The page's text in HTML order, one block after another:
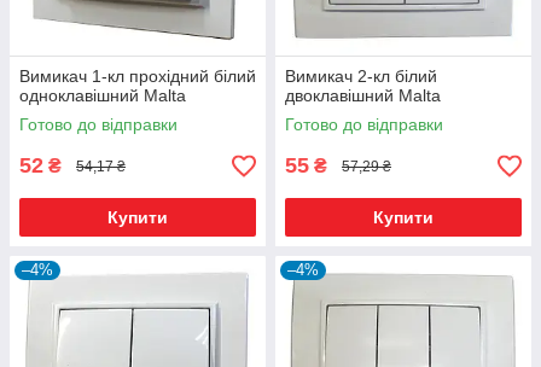
Вимикач 1-кл прохідний білий
одноклавішний Malta
Готово до відправки
52 ₴ 54,17 ₴
Купити
Вимикач 2-кл білий
двоклавішний Malta
Готово до відправки
55 ₴ 57,29 ₴
Купити
–4% –4%